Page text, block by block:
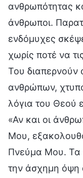
ανθρωπότητας
άνθρωποι.
ενδόμυχες
χωρίς ποτέ να
Του διαπερνούν
ανθρώπων,
λόγια του Θεού
«Αν και οι
Μου,
Πνεύμα Μου. Τα
την άσχημη